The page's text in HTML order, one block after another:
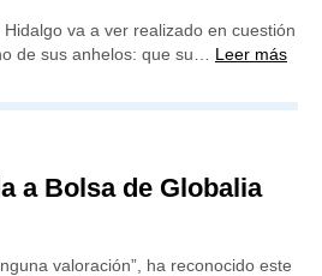
va a ver realizado en cuestión
de sus anhelos: que su… Leer más
a Bolsa de Globalia
valoración”, ha reconocido este